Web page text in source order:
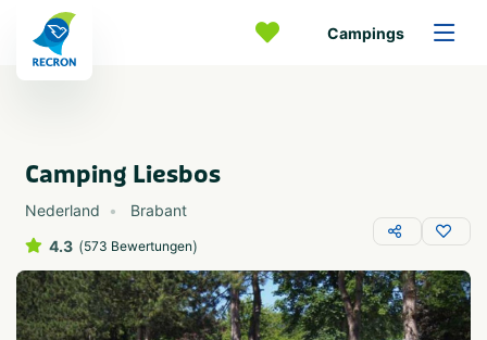
Campings
Camping Liesbos
Nederland
Brabant
4.3 (573 Bewertungen)